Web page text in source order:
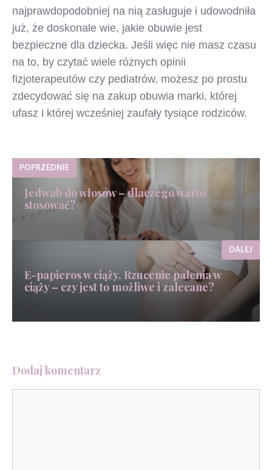
najprawdopodobniej na nią zasługuje i udowodniła
już, że doskonale wie, jakie obuwie jest
bezpieczne dla dziecka. Jeśli więc nie masz czasu
na to, by czytać wiele różnych opinii
fizjoterapeutów czy pediatrów, możesz po prostu
zdecydować się na zakup obuwia marki, której
ufasz i której wcześniej zaufały tysiące rodziców.
POPRZEDNIE
Jedwab do włosów – dlaczego warto
stosować?
E-papieros w ciąży. Rzucenie palenia w
ciąży – czy jest to możliwe i zalecane?
DALEJ
Dodaj komentarz